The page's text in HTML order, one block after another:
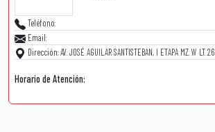
Teléfono:
Email:
Dirección: AV. JOSÉ AGUILAR SANTISTEBAN, I ETAPA MZ. W LT. 26
Horario de Atención: